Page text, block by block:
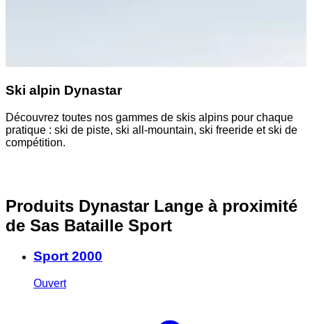
Ski alpin Dynastar
Découvrez toutes nos gammes de skis alpins pour chaque
pratique : ski de piste, ski all-mountain, ski freeride et ski de
compétition.
Produits Dynastar Lange à proximité
de Sas Bataille Sport
Sport 2000
Ouvert